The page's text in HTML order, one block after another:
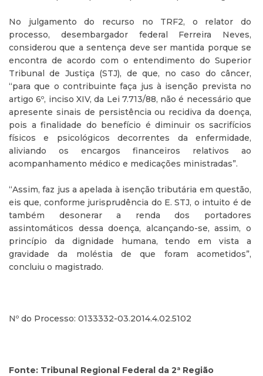
No julgamento do recurso no TRF2, o relator do
processo, desembargador federal Ferreira Neves,
considerou que a sentença deve ser mantida porque se
encontra de acordo com o entendimento do Superior
Tribunal de Justiça (STJ), de que, no caso do câncer,
“para que o contribuinte faça jus à isenção prevista no
artigo 6º, inciso XIV, da Lei 7.713/88, não é necessário que
apresente sinais de persistência ou recidiva da doença,
pois a finalidade do benefício é diminuir os sacrifícios
físicos e psicológicos decorrentes da enfermidade,
aliviando os encargos financeiros relativos ao
acompanhamento médico e medicações ministradas”.
“Assim, faz jus a apelada à isenção tributária em questão,
eis que, conforme jurisprudência do E. STJ, o intuito é de
também desonerar a renda dos portadores
assintomáticos dessa doença, alcançando-se, assim, o
princípio da dignidade humana, tendo em vista a
gravidade da moléstia de que foram acometidos”,
concluiu o magistrado.
Nº do Processo: 0133332-03.2014.4.02.5102
Fonte: Tribunal Regional Federal da 2ª Região